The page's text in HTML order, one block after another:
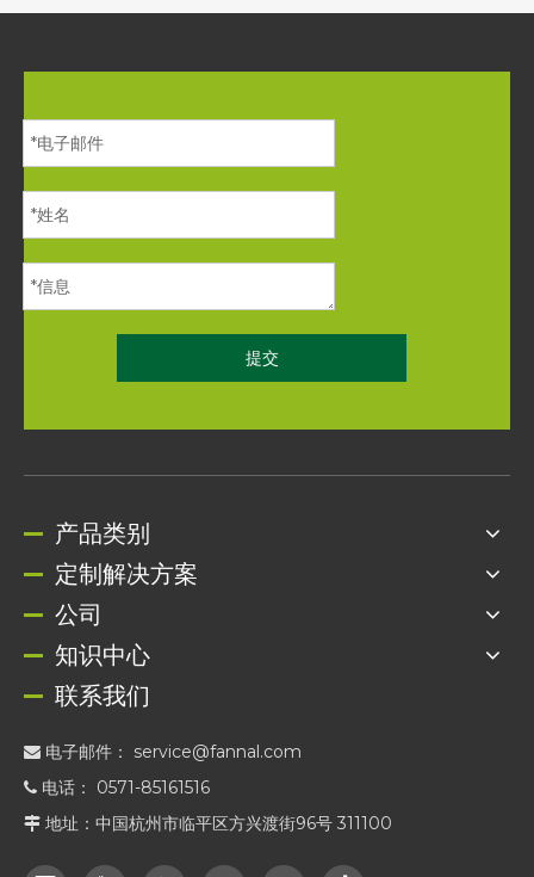
提交
产品类别
定制解决方案
公司
知识中心
联系我们
 电子邮件： service@fannal.com
 电话： 0571-85161516
 地址：中国杭州市临平区方兴渡街96号 311100